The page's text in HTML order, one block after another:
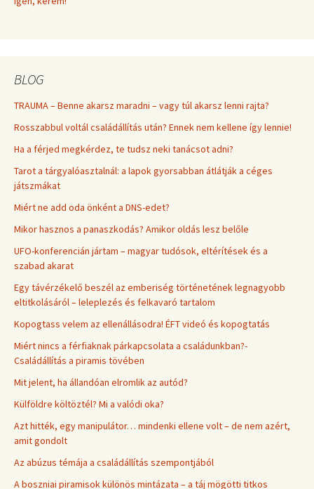
BLOG
TRAUMA – Benne akarsz maradni – vagy túl akarsz lenni rajta?
Rosszabbul voltál családállítás után? Ennek nem kellene így lennie!
Ha a férjed megkérdez, te tudsz neki tanácsot adni?
Tarot a tárgyalóasztalnál: a lapok gyorsabban átlátják a céges
játszmákat
Miért ne add oda önként a DNS-edet?
Mikor hasznos a panaszkodás? Amikor oldás lesz belőle
UFO-konferencián jártam – magyar tudósok, eltérítések és a
szabad akarat
Egy távérzékelő beszél az emberiség történetének legnagyobb
eltitkolásáról – leleplezés és felkavaró tartalom
Kopogtass velem az ellenállásodra! ÉFT videó és kopogtatás
Miért nincs a férfiaknak párkapcsolata a családunkban?-
Családállítás a piramis tövében
Mit jelent, ha állandóan elromlik az autód?
Külföldre költöztél? Mi a valódi oka?
Azt hitték, egy manipulátor… mindenki ellene volt – de nem azért,
amit gondolt
Az abúzus témája a családállítás szempontjából
A boszniai piramisok különös mintázata – a táj mögötti titkos